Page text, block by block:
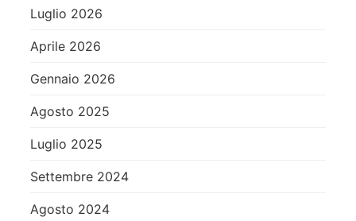
Luglio 2026
Aprile 2026
Gennaio 2026
Agosto 2025
Luglio 2025
Settembre 2024
Agosto 2024